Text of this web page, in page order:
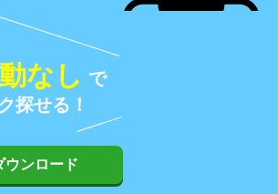
なし で
探せる！
ウンロード